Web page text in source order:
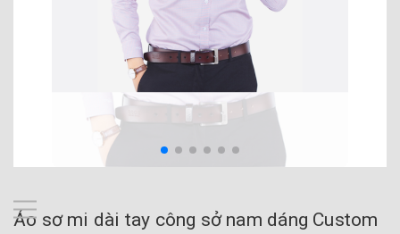
Áo sơ mi dài tay công sở nam dáng Custom